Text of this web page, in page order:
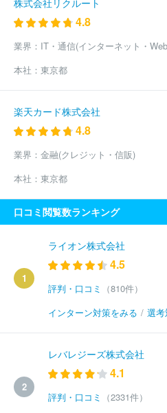
4.8
業界： IT・通信(インターネット・
本社： 東京都
楽天カード株式会社
4.8
業界： 金融(クレジット・信販)
本社： 東京都
口コミ閲覧数ランキング
1
ライオン株式会社
4.5
評判・口コミ
（810件）
インターン対策をみる / 選
2
レバレジーズ株式会社
4.1
評判・口コミ
（2331件）